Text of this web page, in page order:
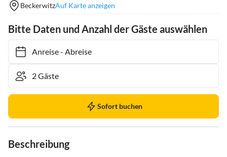
BeckerwitzAuf Karte anzeigen
Bitte Daten und Anzahl der Gäste auswählen
Anreise- Abreise
Sofort buchen
Beschreibung